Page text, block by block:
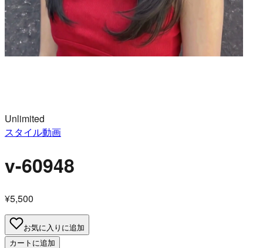
Unlimited
スタイル動画
v-60948
¥5,500
お気に入りに追加
カートに追加